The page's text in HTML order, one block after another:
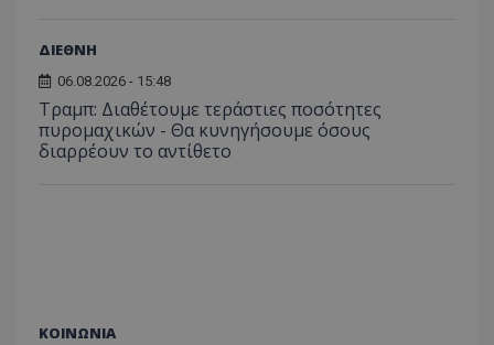
ΔΙΕΘΝΗ
06.08.2026 - 15:48
Τραμπ: Διαθέτουμε τεράστιες ποσότητες
πυρομαχικών - Θα κυνηγήσουμε όσους
διαρρέουν το αντίθετο
ΚΟΙΝΩΝΙΑ